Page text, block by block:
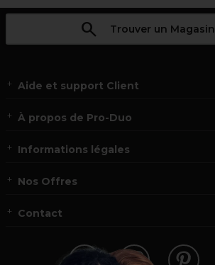
Trouver un Magasin
Aide et support Client
À propos de Pro-Duo
Informations légales
Nos Offres
Contact